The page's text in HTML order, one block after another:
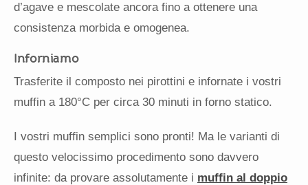
d’agave e mescolate ancora fino a ottenere una
consistenza morbida e omogenea.
Inforniamo
Trasferite il composto nei pirottini e infornate i vostri
muffin a 180°C per circa 30 minuti in forno statico.
I vostri muffin semplici sono pronti! Ma le varianti di
questo velocissimo procedimento sono davvero
infinite: da provare assolutamente i muffin al doppio